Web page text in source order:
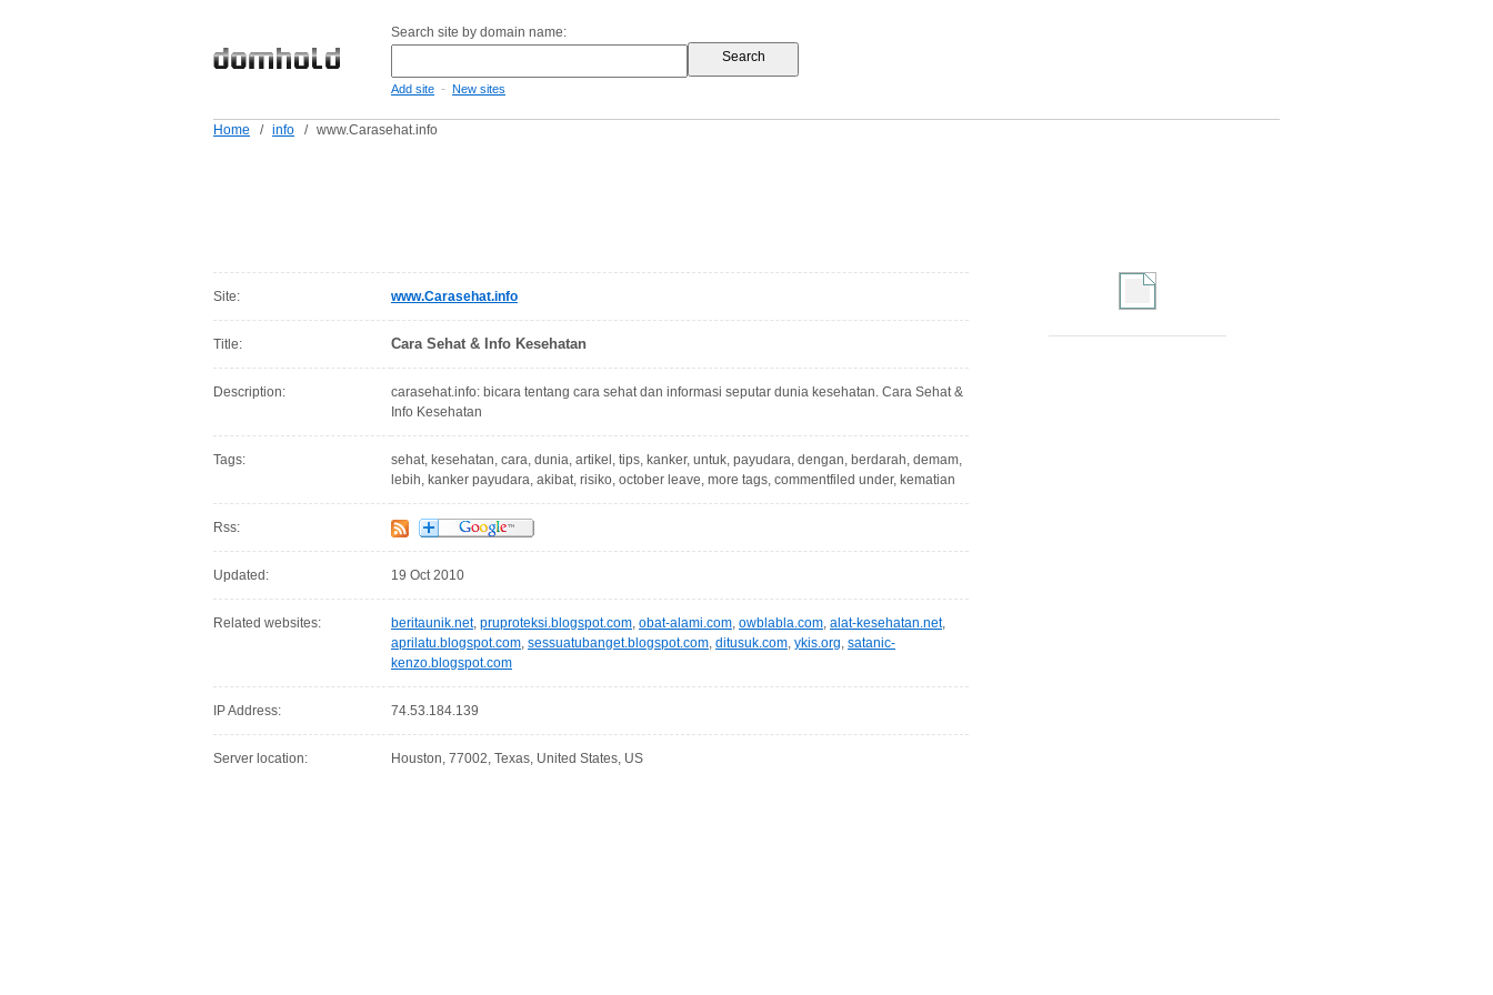
Search site by domain name:
Add site - New sites
Home / info / www.Carasehat.info
Site: www.Carasehat.info
Title: Cara Sehat & Info Kesehatan
Description:
carasehat.info: bicara tentang cara sehat dan informasi seputar dunia kesehatan. Cara Sehat &
Info Kesehatan
Tags:
sehat, kesehatan, cara, dunia, artikel, tips, kanker, untuk, payudara, dengan, berdarah, demam,
lebih, kanker payudara, akibat, risiko, october leave, more tags, commentfiled under, kematian
Rss:
Updated: 19 Oct 2010
Related websites: beritaunik.net, pruproteksi.blogspot.com, obat-alami.com, owblabla.com, alat-kesehatan.net,
aprilatu.blogspot.com, sessuatubanget.blogspot.com, ditusuk.com, ykis.org, satanic-
kenzo.blogspot.com
IP Address: 74.53.184.139
Server location: Houston, 77002, Texas, United States, US